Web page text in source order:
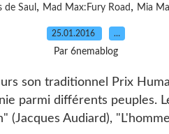
de Saul , Mad Max:Fury Road , Mia
25.01.2016 …
Par 6nemablog
son traditionnel Prix
parmi différents peuples.
(Jacques Audiard),